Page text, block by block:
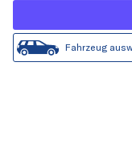
Fahrzeug